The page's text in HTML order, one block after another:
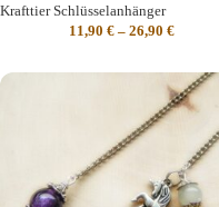
Krafttier Schlüsselanhänger
11,90 € – 26,90 €